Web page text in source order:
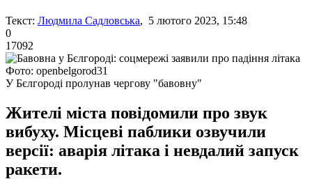
Текст: Людмила Садловська, 5 лютого 2023, 15:48
0
17092
Фото: openbelgorod31
У Бєлгороді пролунав чергову "бавовну"
Жителі міста повідомили про звук
вибуху. Місцеві паблики озвучили
версії: аварія літака і невдалий запуск
ракети.